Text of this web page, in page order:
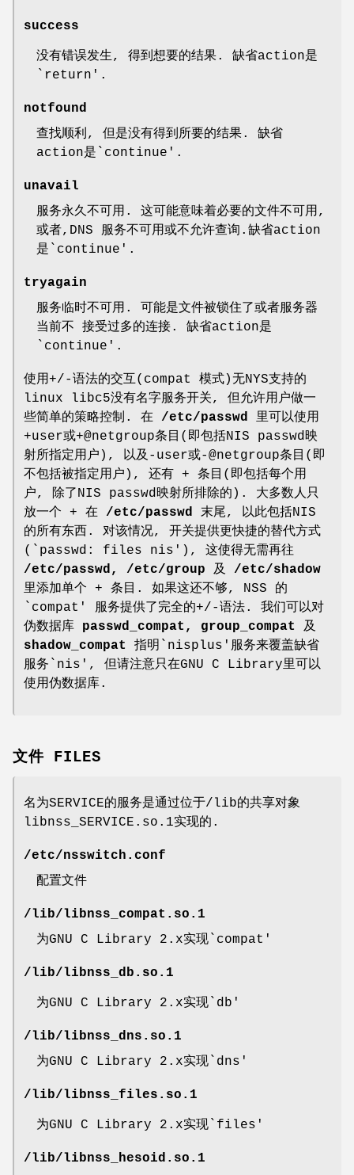
success
没有错误发生, 得到想要的结果. 缺省action是
`return'.
notfound
查找顺利, 但是没有得到所要的结果. 缺省
action是`continue'.
unavail
服务永久不可用. 这可能意味着必要的文件不可用,
或者,DNS 服务不可用或不允许查询.缺省action
是`continue'.
tryagain
服务临时不可用. 可能是文件被锁住了或者服务器
当前不 接受过多的连接. 缺省action是
`continue'.
使用+/-语法的交互(compat 模式)无NYS支持的
linux libc5没有名字服务开关, 但允许用户做一
些简单的策略控制. 在 /etc/passwd 里可以使用
+user或+@netgroup条目(即包括NIS passwd映
射所指定用户), 以及-user或-@netgroup条目(即
不包括被指定用户), 还有 + 条目(即包括每个用
户, 除了NIS passwd映射所排除的). 大多数人只
放一个 + 在 /etc/passwd 末尾, 以此包括NIS
的所有东西. 对该情况, 开关提供更快捷的替代方式
(`passwd: files nis'), 这使得无需再往
/etc/passwd,
/etc/group 及 /etc/shadow
里添加单个 + 条目. 如果这还不够, NSS 的
`compat' 服务提供了完全的+/-语法. 我们可以对
伪数据库 passwd_compat, group_compat
及
shadow_compat
指明`nisplus'服务来覆盖缺省
服务`nis', 但请注意只在GNU C Library里可以
使用伪数据库.
文件 FILES
名为SERVICE的服务是通过位于/lib的共享对象
libnss_SERVICE.so.1实现的.
/etc/nsswitch.conf
配置文件
/lib/libnss_compat.so.1
为GNU C Library 2.x实现`compat'
/lib/libnss_db.so.1
为GNU C Library 2.x实现`db'
/lib/libnss_dns.so.1
为GNU C Library 2.x实现`dns'
/lib/libnss_files.so.1
为GNU C Library 2.x实现`files'
/lib/libnss_hesoid.so.1